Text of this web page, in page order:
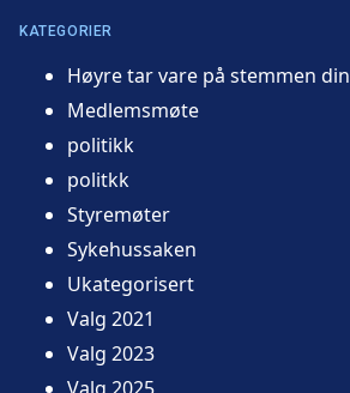
KATEGORIER
Høyre tar vare på stemmen din
Medlemsmøte
politikk
politkk
Styremøter
Sykehussaken
Ukategorisert
Valg 2021
Valg 2023
Valg 2025